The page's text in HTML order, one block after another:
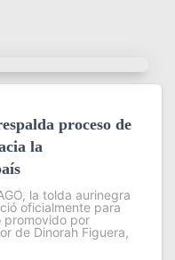
proceso de
la
la tolda aurinegra
oficialmente para
promovido por
de Dinorah Figuera,